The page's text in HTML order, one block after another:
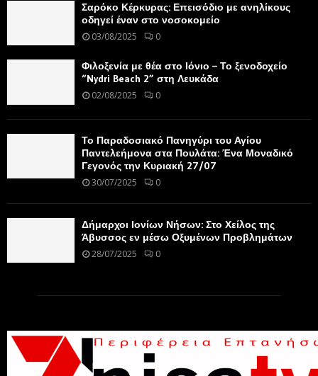
Σαρόκο Κέρκυρας: Επεισόδιο με ανηλίκους
οδηγεί έναν στο νοσοκομείο
03/08/2025 0
Φιλοξενία με θέα στο Ιόνιο – Το ξενοδοχείο
“Nydri Beach 2” στη Λευκάδα
02/08/2025 0
Το Παραδοσιακό Πανηγύρι του Αγίου
Παντελεήμονα στα Πουλάτα: Ένα Μοναδικό
Γεγονός την Κυριακή 27/07
30/07/2025 0
Δήμαρχοι Ιονίων Νήσων: Στο Χείλος της
Άβυσσος εν μέσω Οξυμένων Προβλημάτων
28/07/2025 0